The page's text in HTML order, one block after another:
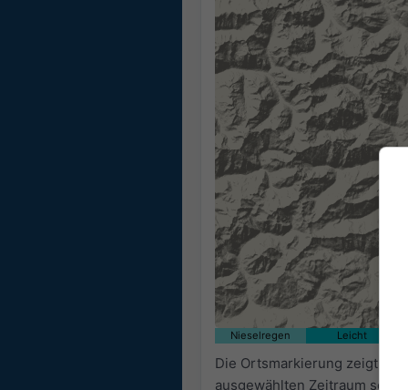
Nieselregen Leicht
Die Ortsmarkierung zeigt auf
ausgewählten Zeitraum